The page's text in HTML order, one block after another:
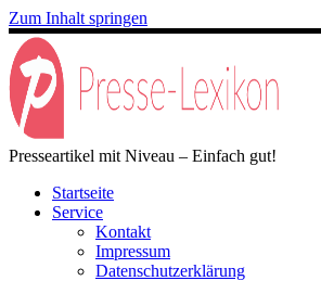
Zum Inhalt springen
Presseartikel mit Niveau – Einfach gut!
Startseite
Service
Kontakt
Impressum
Datenschutzerklärung